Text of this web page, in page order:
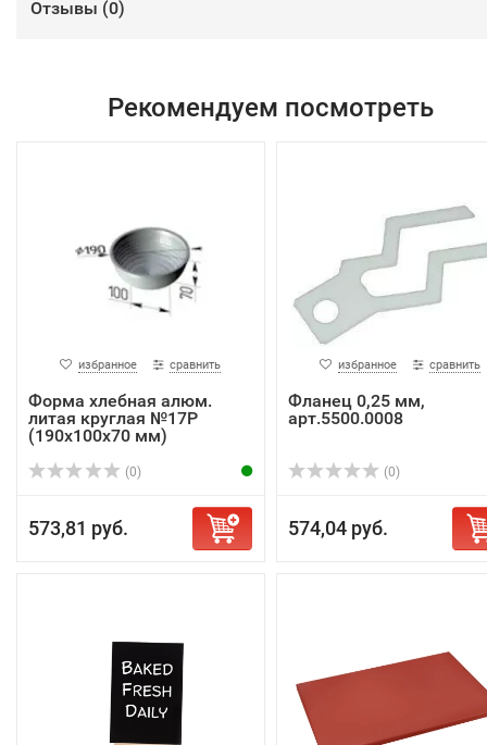
Отзывы (0)
Рекомендуем посмотреть
избранное сравнить
Форма хлебная алюм.
литая круглая №17Р
(190х100х70 мм)
(0)
573,81 руб.
избранное сравнить
Фланец 0,25 мм,
арт.5500.0008
(0)
574,04 руб.